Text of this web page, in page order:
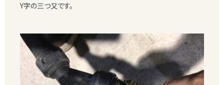
Y字の三つ又です。